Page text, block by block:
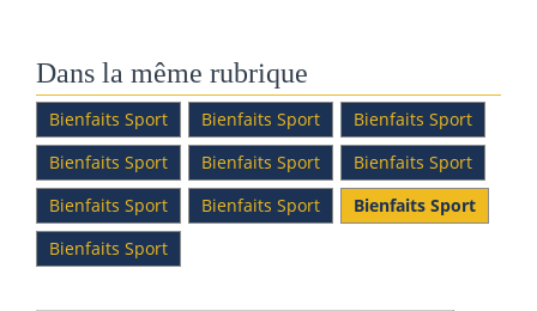
Dans la même rubrique
Bienfaits Sport Bienfaits Sport
Bienfaits Sport
Bienfaits Sport
Bienfaits Sport
Bienfaits Sport
Bienfaits Sport
Bienfaits Sport
Bienfaits Sport
Bienfaits Sport